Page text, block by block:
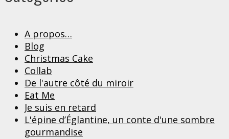
A propos…
Blog
Christmas Cake
Collab
De l'autre côté du miroir
Eat Me
Je suis en retard
L'épine d’Églantine, un conte d'une sombre
gourmandise